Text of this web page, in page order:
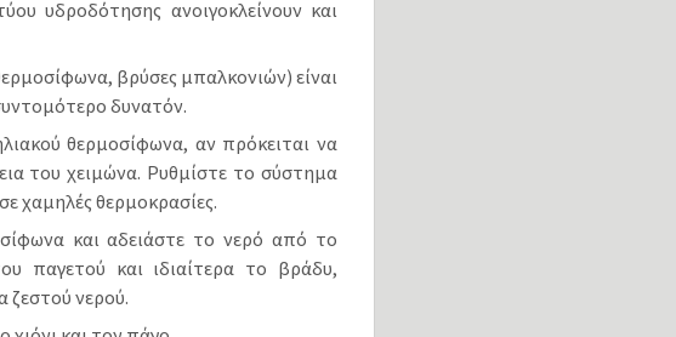
υδροδότησης ανοιγοκλείνουν και
βρύσες μπαλκονιών) είναι
δυνατόν.
θερμοσίφωνα, αν πρόκειται να
του χειμώνα. Ρυθμίστε το σύστημα
χαμηλές θερμοκρασίες.
και αδειάστε το νερό από το
παγετού και ιδιαίτερα το βράδυ,
ζεστού νερού.